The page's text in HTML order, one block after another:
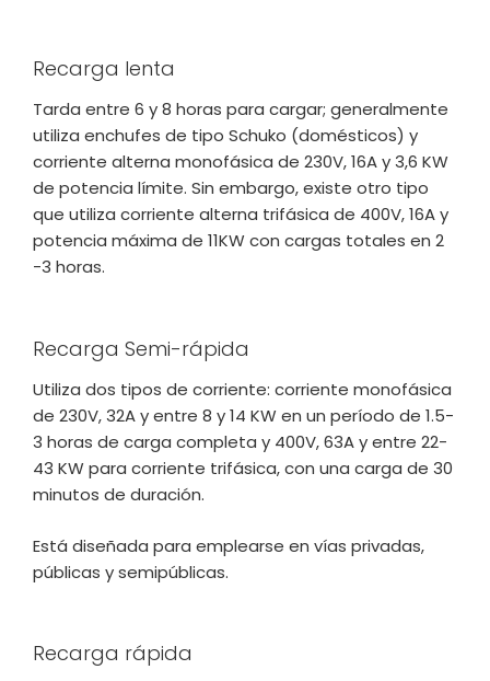
Recarga lenta
Tarda entre 6 y 8 horas para cargar; generalmente
utiliza enchufes de tipo Schuko (domésticos) y
corriente alterna monofásica de 230V, 16A y 3,6 KW
de potencia límite. Sin embargo, existe otro tipo
que utiliza corriente alterna trifásica de 400V, 16A y
potencia máxima de 11KW con cargas totales en 2
-3 horas.
Recarga Semi-rápida
Utiliza dos tipos de corriente: corriente monofásica
de 230V, 32A y entre 8 y 14 KW en un período de 1.5-
3 horas de carga completa y 400V, 63A y entre 22-
43 KW para corriente trifásica, con una carga de 30
minutos de duración.
Está diseñada para emplearse en vías privadas,
públicas y semipúblicas.
Recarga rápida